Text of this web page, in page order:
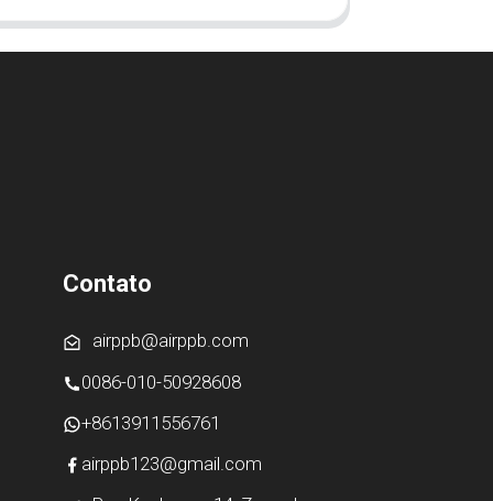
Contato
airppb@airppb.com
0086-010-50928608
+8613911556761
airppb123@gmail.com